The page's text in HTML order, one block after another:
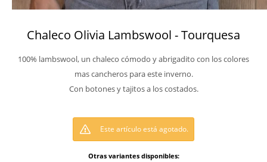
Chaleco Olivia Lambswool - Tourquesa
100% lambswool, un chaleco cómodo y abrigadito con los colores
mas cancheros para este inverno.
Con botones y tajitos a los costados.
Este artículo está agotado.
Otras variantes disponibles: